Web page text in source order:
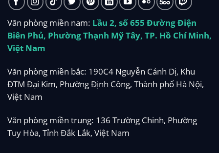
Văn phòng miền nam: Lầu 2, số 655 Đường Điện
Biên Phủ, Phường Thạnh Mỹ Tây, TP. Hồ Chí Minh,
Việt Nam
Văn phòng miền bắc: 190C4 Nguyễn Cảnh Dị, Khu
ĐTM Đại Kim, Phường Định Công, Thành phố Hà Nội,
Việt Nam
Văn phòng miền trung: 136 Trường Chinh, Phường
Tuy Hòa, Tỉnh Đắk Lắk, Việt Nam